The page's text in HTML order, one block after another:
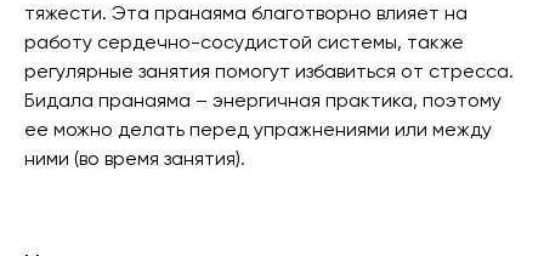
тяжести. Эта пранаяма благотворно влияет на
работу сердечно-сосудистой системы, также
регулярные занятия помогут избавиться от стресса.
Бидала пранаяма – энергичная практика, поэтому
ее можно делать перед упражнениями или между
ними (во время занятия).